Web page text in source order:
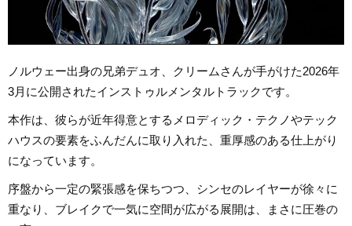
ノルウェー出身の兄弟デュオ、クリームさんが手がけた2026年
3月に公開されたインストゥルメンタルトラックです。
本作は、彼らが近年得意とするメロディック・テクノやテック
ハウスの要素をふんだんに取り入れた、重厚感のある仕上がり
になっています。
序盤から一定の緊張感を保ちつつ、シンセのレイヤーが徐々に
重なり、ブレイクで一気に空間が広がる展開は、まさに圧巻の